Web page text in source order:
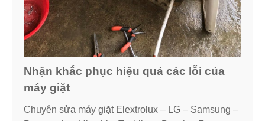
Nhận khắc phục hiệu quả các lỗi của
máy giặt
Chuyên sửa máy giặt Elextrolux – LG – Samsung –